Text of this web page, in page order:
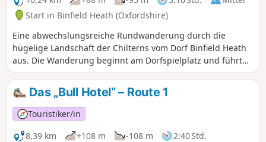
Start in Binfield Heath (Oxfordshire)
Eine abwechslungsreiche Rundwanderung durch die
hügelige Landschaft der Chilterns vom Dorf Binfield Heath
aus. Die Wanderung beginnt am Dorfspielplatz und führt
hauptsächlich über gut begehbare Wege, Pfade und
Feldwege durch Wälder, Felder und Parklandschaften. Das
Bottle and Glass Inn ist ein idealer Ort für eine
Erfrischungspause am Ende der Wanderung. Die
Wanderung kann auf Wunsch auf 5 Meilen verkürzt
werden. Details finden Sie in der Beschreibung unten.
Das „Bull Hotel“ – Route 1
Touristiker/in
8,39 km
+108 m -108 m
2:40 Std.